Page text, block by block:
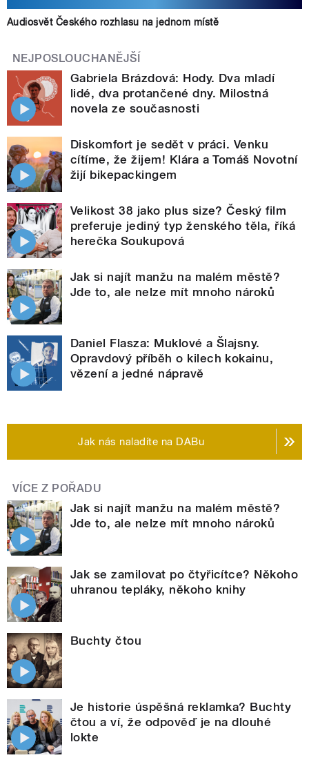
Audiosvět Českého rozhlasu na jednom místě
NEJPOSLOUCHANĚJŠÍ
Gabriela Brázdová: Hody. Dva mladí
lidé, dva protančené dny. Milostná
novela ze současnosti
Diskomfort je sedět v práci. Venku
cítíme, že žijem! Klára a Tomáš Novotní
žijí bikepackingem
Velikost 38 jako plus size? Český film
preferuje jediný typ ženského těla, říká
herečka Soukupová
Jak si najít manžu na malém městě?
Jde to, ale nelze mít mnoho nároků
Daniel Flasza: Muklové a Šlajsny.
Opravdový příběh o kilech kokainu,
vězení a jedné nápravě
Jak nás naladíte na DABu
VÍCE Z POŘADU
Jak si najít manžu na malém městě?
Jde to, ale nelze mít mnoho nároků
Jak se zamilovat po čtyřicítce? Někoho
uhranou tepláky, někoho knihy
Buchty čtou
Je historie úspěšná reklamka? Buchty
čtou a ví, že odpověď je na dlouhé
lokte